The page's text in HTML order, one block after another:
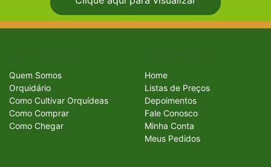
Quem Somos
Orquidário
Como Cultivar Orquídeas
Como Comprar
Como Chegar
Home
Listas de Preços
Depoimentos
Fale Conosco
Minha Conta
Meus Pedidos